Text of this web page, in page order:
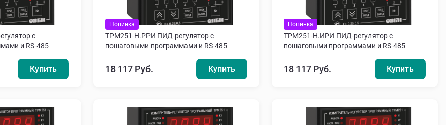
с
и RS-485
Купить
Новинка
ТРМ251-Н.РРИ ПИД-регулятор с
пошаговыми программами и RS-485
18 117 Руб. Купить
Новинка
ТРМ251-Н.ИРИ ПИД-регулятор с
пошаговыми программами и RS-485
18 117 Руб. Купить